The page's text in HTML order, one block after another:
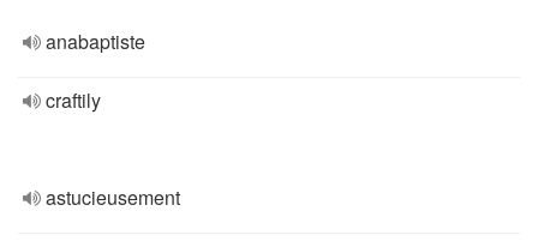
anabaptiste
craftily
astucieusement